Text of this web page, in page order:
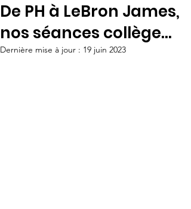
De PH à LeBron James,
nos séances collège...
Dernière mise à jour : 19 juin 2023